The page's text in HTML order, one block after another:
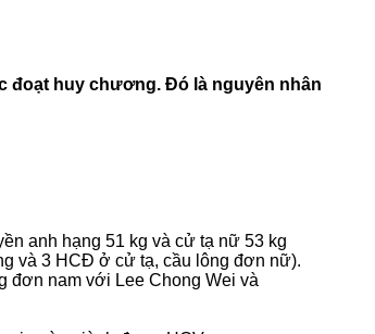
đoạt huy chương. Đó là nguyên nhân
anh hạng 51 kg và cử tạ nữ 53 kg
và 3 HCĐ ở cử tạ, cầu lông đơn nữ).
đơn nam với Lee Chong Wei và